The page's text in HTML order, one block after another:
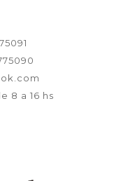
8 a 16 hs